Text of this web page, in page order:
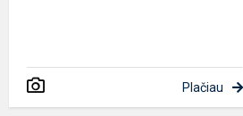
Plačiau